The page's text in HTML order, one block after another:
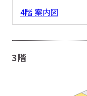
4階 案内図
3階